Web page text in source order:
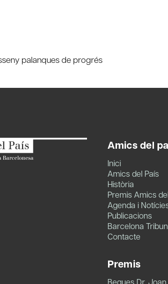
palanques de progrés
Amics del
Inici
Amics del País
Història
Premis Amics
Agenda i
Publicacions
Barcelona
Contacte
Premis
Beques Dr.